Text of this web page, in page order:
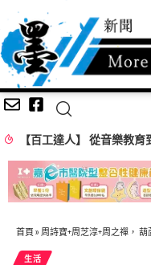
首頁 » 周詩寶+周芝淳+周之禪，
生活